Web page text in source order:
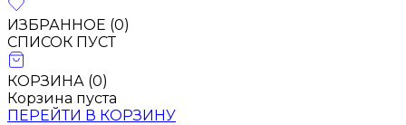
ИЗБРАННОЕ (0)
СПИСОК ПУСТ
КОРЗИНА (0)
Корзина пуста
ПЕРЕЙТИ В КОРЗИНУ